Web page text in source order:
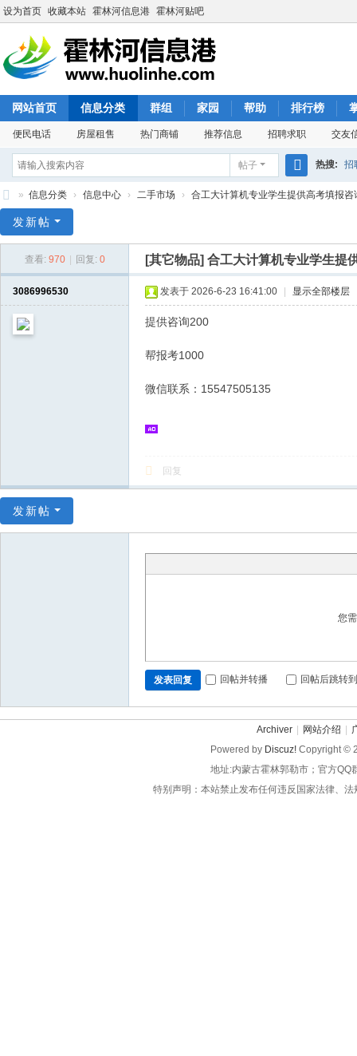
设为首页 收藏本站 霍林河信息港 霍林河贴吧
网站首页 信息分类 群组 家园 帮助 排行榜
便民电话 房屋租售 热门商铺 推荐信息 招聘求职 交友
帖子
搜
热搜: 招
林
» 信息分类 › 信息中心 › 二手市场 › 合工大计算机专业学生提供高考填报咨
发新帖
查看: 970 回复: 0 [其它物品] 合工大计算机专业学生提
3086996530 发表于 2026-6-23 16:41:00 显示全部楼层
提供咨询200
帮报考1000
微信联系：15547505135
回复
发新帖
您
发表回复 回帖并转播 回帖后跳转
Archiver 网站介绍
Powered by Discuz! Copyright ©
地址:内蒙古霍林郭勒市；官方QQ
特别声明：本站禁止发布任何违反国家法律、